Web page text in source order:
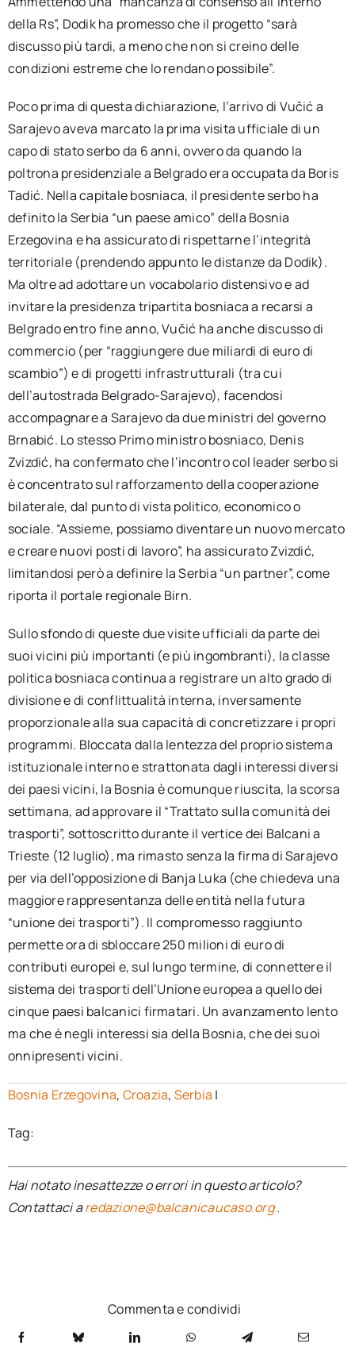
della Rs”, Dodik ha promesso che il progetto “sarà
discusso più tardi, a meno che non si creino delle
condizioni estreme che lo rendano possibile”.
Poco prima di questa dichiarazione, l’arrivo di Vučić a
Sarajevo aveva marcato la prima visita ufficiale di un
capo di stato serbo da 6 anni, ovvero da quando la
poltrona presidenziale a Belgrado era occupata da Boris
Tadić. Nella capitale bosniaca, il presidente serbo ha
definito la Serbia “un paese amico” della Bosnia
Erzegovina e ha assicurato di rispettarne l’integrità
territoriale (prendendo appunto le distanze da Dodik).
Ma oltre ad adottare un vocabolario distensivo e ad
invitare la presidenza tripartita bosniaca a recarsi a
Belgrado entro fine anno, Vučić ha anche discusso di
commercio (per “raggiungere due miliardi di euro di
scambio”) e di progetti infrastrutturali (tra cui
dell’autostrada Belgrado-Sarajevo), facendosi
accompagnare a Sarajevo da due ministri del governo
Brnabić. Lo stesso Primo ministro bosniaco, Denis
Zvizdić, ha confermato che l’incontro col leader serbo si
è concentrato sul rafforzamento della cooperazione
bilaterale, dal punto di vista politico, economico o
sociale. “Assieme, possiamo diventare un nuovo mercato
e creare nuovi posti di lavoro”, ha assicurato Zvizdić,
limitandosi però a definire la Serbia “un partner”, come
riporta il portale regionale Birn.
Sullo sfondo di queste due visite ufficiali da parte dei
suoi vicini più importanti (e più ingombranti), la classe
politica bosniaca continua a registrare un alto grado di
divisione e di conflittualità interna, inversamente
proporzionale alla sua capacità di concretizzare i propri
programmi. Bloccata dalla lentezza del proprio sistema
istituzionale interno e strattonata dagli interessi diversi
dei paesi vicini, la Bosnia è comunque riuscita, la scorsa
settimana, ad approvare il “Trattato sulla comunità dei
trasporti”, sottoscritto durante il vertice dei Balcani a
Trieste (12 luglio), ma rimasto senza la firma di Sarajevo
per via dell’opposizione di Banja Luka (che chiedeva una
maggiore rappresentanza delle entità nella futura
“unione dei trasporti”). Il compromesso raggiunto
permette ora di sbloccare 250 milioni di euro di
contributi europei e, sul lungo termine, di connettere il
sistema dei trasporti dell’Unione europea a quello dei
cinque paesi balcanici firmatari. Un avanzamento lento
ma che è negli interessi sia della Bosnia, che dei suoi
onnipresenti vicini.
Bosnia Erzegovina, Croazia, Serbia |
Tag:
Hai notato inesattezze o errori in questo articolo?
Contattaci aredazione@balcanicaucaso.org.
Commenta e condividi